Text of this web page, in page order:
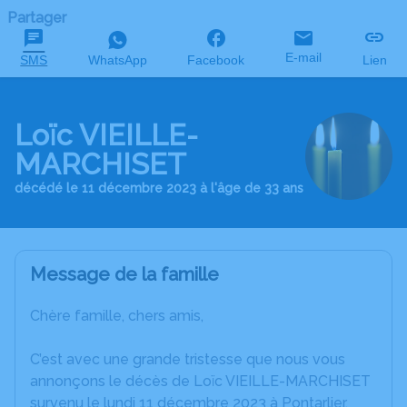
Partager
SMS WhatsApp Facebook E-mail Lien
Loïc VIEILLE-
MARCHISET
décédé le 11 décembre 2023 à l'âge de 33 ans
Message de la famille
Chère famille, chers amis,
C’est avec une grande tristesse que nous vous
annonçons le décès de Loïc VIEILLE-MARCHISET
survenu le lundi 11 décembre 2023 à Pontarlier.